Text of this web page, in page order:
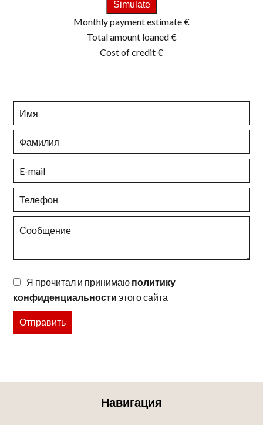
Simulate
Monthly payment estimate€
Total amount loaned€
Cost of credit€
Я прочитал и принимаю политику
конфиденциальности этого сайта
Отправить
Навигация